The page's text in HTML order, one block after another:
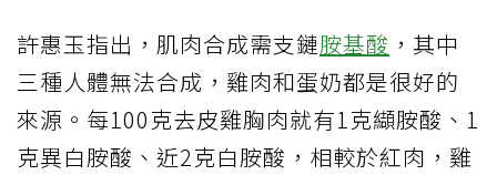
許惠玉指出，肌肉合成需支鏈胺基酸 ，其中
三種人體無法合成，雞肉和蛋奶都是很好的
來源。每100克去皮雞胸肉就有1克纈胺酸、1
克異白胺酸、近2克白胺酸，相較於紅肉，雞